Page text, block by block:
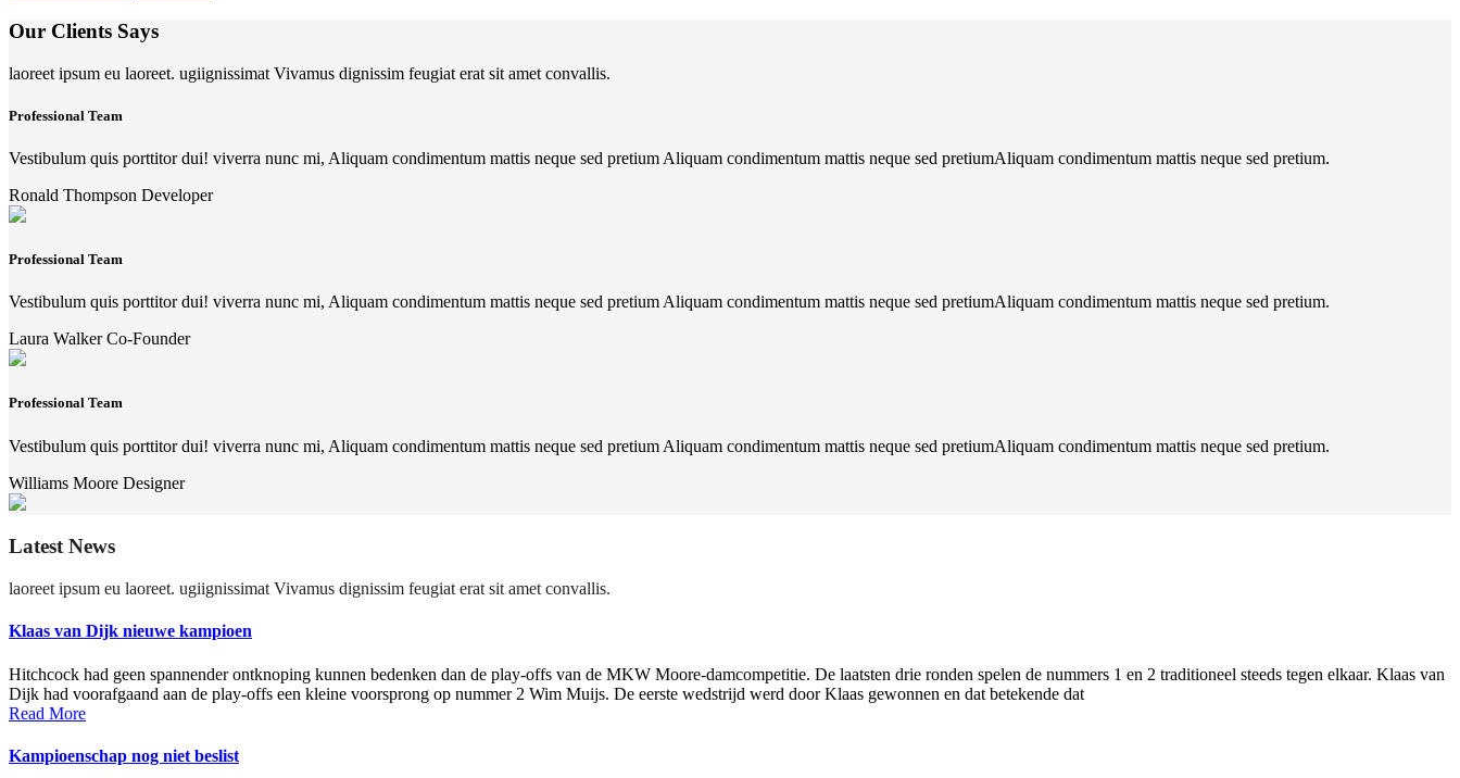
Our Clients Says
laoreet ipsum eu laoreet. ugiignissimat Vivamus dignissim feugiat erat sit amet convallis.
Professional Team
Vestibulum quis porttitor dui! viverra nunc mi, Aliquam condimentum mattis neque sed pretium Aliquam condimentum mattis neque sed pretiumAliquam condimentum mattis neque sed pretium.
Ronald Thompson Developer
Professional Team
Vestibulum quis porttitor dui! viverra nunc mi, Aliquam condimentum mattis neque sed pretium Aliquam condimentum mattis neque sed pretiumAliquam condimentum mattis neque sed pretium.
Laura WalkerCo-Founder
Professional Team
Vestibulum quis porttitor dui! viverra nunc mi, Aliquam condimentum mattis neque sed pretium Aliquam condimentum mattis neque sed pretiumAliquam condimentum mattis neque sed pretium.
Williams Moore Designer
Latest News
laoreet ipsum eu laoreet. ugiignissimat Vivamus dignissim feugiat erat sit amet convallis.
Klaas van Dijk nieuwe kampioen
Hitchcock had geen spannender ontknoping kunnen bedenken dan de play-offs van de MKW Moore-damcompetitie. De laatsten drie ronden spelen de nummers 1 en 2 traditioneel steeds tegen elkaar. Klaas van
Dijk had voorafgaand aan de play-offs een kleine voorsprong op nummer 2 Wim Muijs. De eerste wedstrijd werd door Klaas gewonnen en dat betekende dat
Read More
Kampioenschap nog niet beslist